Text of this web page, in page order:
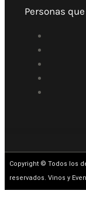
Personas
Copyright © Todos los
reservados. Vinos y